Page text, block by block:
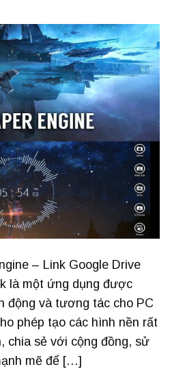
– Link Google Drive
là một ứng dụng được
động và tương tác cho PC
phép tạo các hình nền rất
chia sẻ với cộng đồng, sử
mẽ để […]